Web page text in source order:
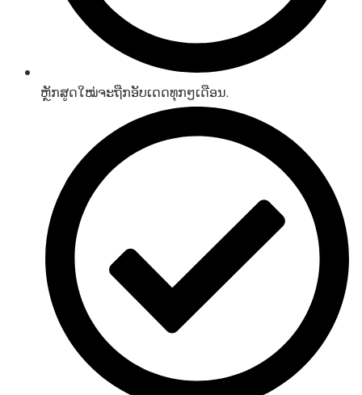
ຫຼັກສູດໃໝ່ຈະຖືກອັບເດດທຸກໆເດືອນ.